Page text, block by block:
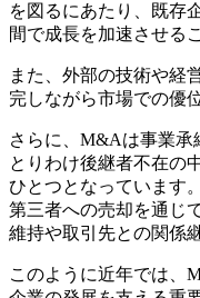
を図るにあたり、既存
間で成長を加速させる
また、外部の技術や経
完しながら市場での優
さらに、M&Aは事業承
とりわけ後継者不在の
ひとつとなっています
第三者への売却を通じ
維持や取引先との関係
このように近年では、